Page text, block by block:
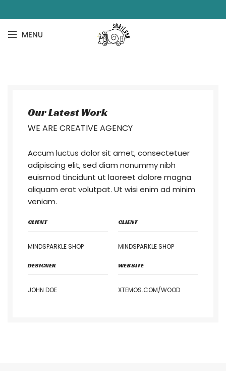
MENU
Our Latest Work
WE ARE CREATIVE AGENCY
Accum luctus dolor sit amet, consectetuer
adipiscing elit, sed diam nonummy nibh
euismod tincidunt ut laoreet dolore magna
aliquam erat volutpat. Ut wisi enim ad minim
veniam.
CLIENT
MINDSPARKLE SHOP
CLIENT
MINDSPARKLE SHOP
DESIGNER
JOHN DOE
WEBSITE
XTEMOS.COM/WOOD